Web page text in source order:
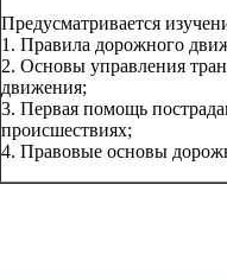
Предусматривается
1. Правила дорожного
2. Основы управления
движения;
3. Первая помощь
происшествиях;
4. Правовые основы